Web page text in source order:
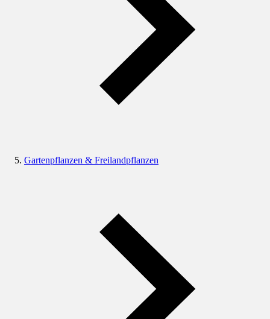
Gartenpflanzen & Freilandpflanzen